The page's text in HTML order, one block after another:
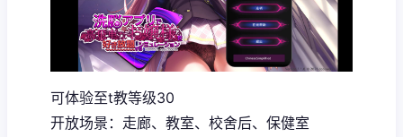
可体验至t教等级30
开放场景：走廊、教室、校舍后、保健室